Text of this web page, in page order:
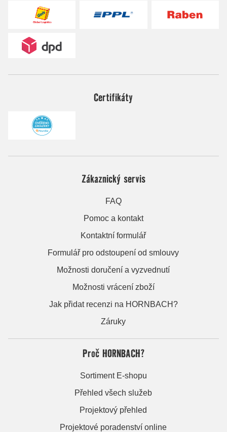
Certifikáty
Zákaznický servis
FAQ
Pomoc a kontakt
Kontaktní formulář
Formulář pro odstoupení od smlouvy
Možnosti doručení a vyzvednutí
Možnosti vrácení zboží
Jak přidat recenzi na HORNBACH?
Záruky
Proč HORNBACH?
Sortiment E-shopu
Přehled všech služeb
Projektový přehled
Projektové poradenství online